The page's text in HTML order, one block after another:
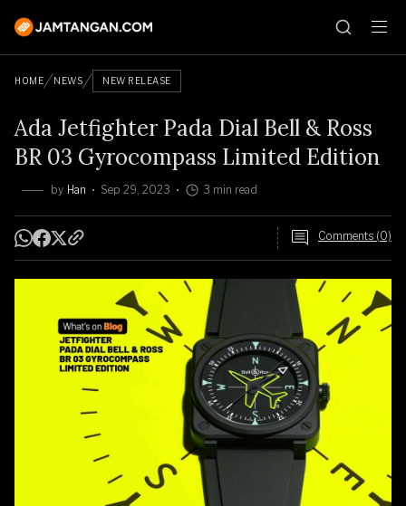
HOME NEWS NEW RELEASE
Ada Jetfighter Pada Dial Bell & Ross
BR 03 Gyrocompass Limited Edition
by Han Sep 29, 2023 3 min read
Comments (0)